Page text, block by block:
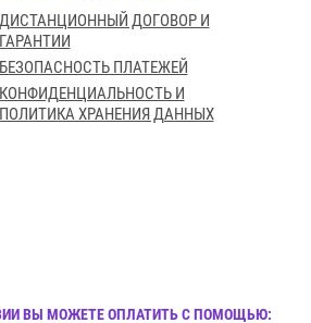
ДИСТАНЦИОННЫЙ ДОГОВОР И
ГАРАНТИИ
БЕЗОПАСНОСТЬ ПЛАТЕЖЕЙ
КОНФИДЕНЦИАЛЬНОСТЬ И
ПОЛИТИКА ХРАНЕНИЯ ДАННЫХ
ВЫ МОЖЕТЕ ОПЛАТИТЬ С ПОМОЩЬЮ: